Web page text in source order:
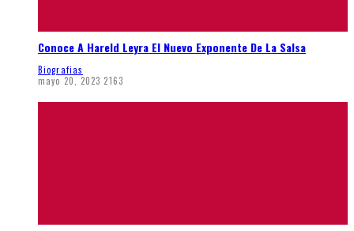
Conoce A Hareld Leyra El Nuevo Exponente De La Salsa
Biografias
mayo 20, 2023 2163